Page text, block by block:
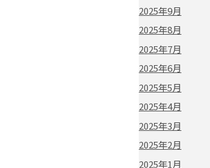
2025年9月
2025年8月
2025年7月
2025年6月
2025年5月
2025年4月
2025年3月
2025年2月
2025年1月